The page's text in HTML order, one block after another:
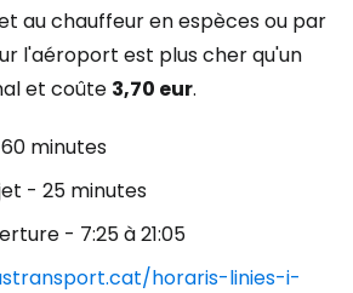
au chauffeur en espèces ou par
l'aéroport est plus cher qu'un
et coûte 3,70 eur.
minutes
- 25 minutes
- 7:25 à 21:05
horaris-linies-i-